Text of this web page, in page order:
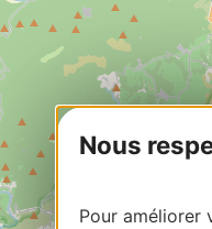
Nous
Pour améliorer